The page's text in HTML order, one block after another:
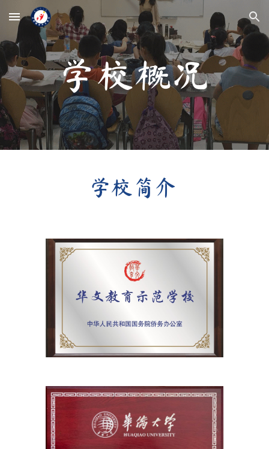
Skip to main content Skip to navigation
学校概况
学校简介